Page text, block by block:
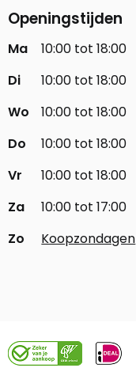
Openingstijden
Ma
10:00 tot 18:00
Di
10:00 tot 18:00
Wo
10:00 tot 18:00
Do
10:00 tot 18:00
Vr
10:00 tot 18:00
Za
10:00 tot 17:00
Zo
Koopzondagen